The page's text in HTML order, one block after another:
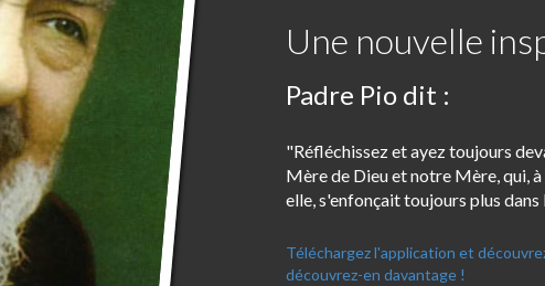
Une nouvelle
Padre Pio dit :
"Réfléchissez et ayez toujours
Mère de Dieu et notre Mère, qui,
elle, s'enfonçait toujours plus
Téléchargez l'application et
découvrez-en davantage !